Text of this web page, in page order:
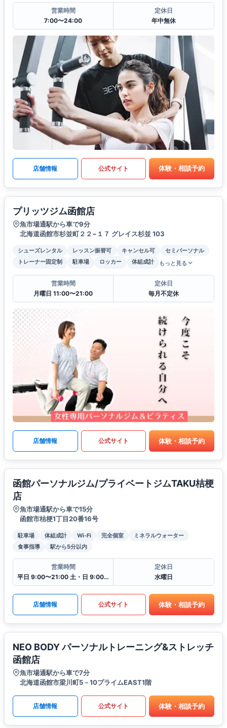
営業時間
7:00〜24:00
定休日
年中無休
店舗情報 公式サイト 体験・相談予約
プリッツジム函館店
魚市場通駅から車で9分
北海道函館市杉並町２２−１７ グレイス杉並 103
シューズレンタル レッスン振替可 キャンセル可
セミパーソナル
トレーナー固定制
駐車場 ロッカー 体組成計 もっと見る
営業時間
月曜日 11:00〜21:00
定休日
毎月不定休
店舗情報 公式サイト 体験・相談予約
函館パーソナルジム/プライベートジムTAKU桔梗
店
魚市場通駅から車で15分
函館市桔梗1丁目20番16号
駐車場 体組成計 Wi-Fi 完全個室
ミネラルウォーター
食事指導
駅から5分以内
営業時間
平日 9:00〜21:00 土・日 9:00〜19:00
定休日
水曜日
店舗情報 公式サイト 体験・相談予約
NEO BODY パーソナルトレーニング&ストレッチ
函館店
魚市場通駅から車で7分
北海道函館市梁川町5－10プライムEAST1階
店舗情報 公式サイト 体験・相談予約